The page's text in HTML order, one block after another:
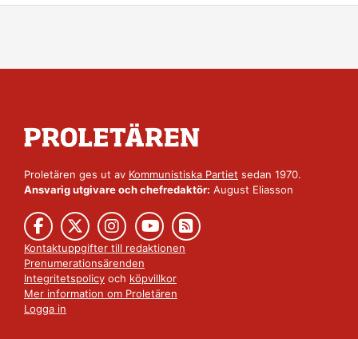
Proletären ges ut av Kommunistiska Partiet sedan 1970.
Ansvarig utgivare och chefredaktör: August Eliasson
Kontaktuppgifter till redaktionen
Prenumerationsärenden
Integritetspolicy och köpvillkor
Mer information om Proletären
Logga in